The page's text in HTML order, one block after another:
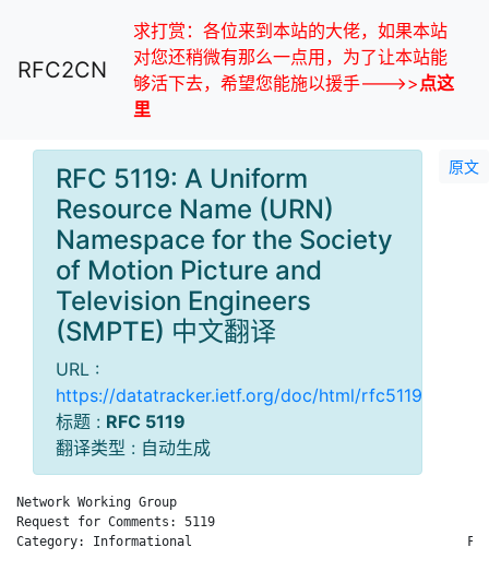
RFC2CN
求打赏：各位来到本站的大佬，如果本站
对您还稍微有那么一点用，为了让本站能
够活下去，希望您能施以援手--->>点这
里
原文
RFC 5119: A Uniform
Resource Name (URN)
Namespace for the Society
of Motion Picture and
Television Engineers
(SMPTE) 中文翻译
URL :
https://datatracker.ietf.org/doc/html/rfc5119
标题 : RFC 5119
翻译类型 : 自动生成
Network Working Group                                         T.
Request for Comments: 5119
Category: Informational